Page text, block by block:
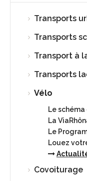
Transports
Transports
Transport à
Transports
Vélo
Le
La
Le
Louez
Covoiturage